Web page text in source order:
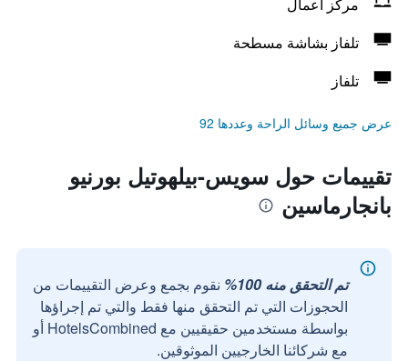
تلفاز بشاشة مسطحة
تلفاز
عرض جميع وسائل الراحة وعددها 92
تقييمات حول سويس-بيلهوتيل بورنيو
بانجارماسين
تم التحقق منه 100%
نقوم بجمع وعرض التقييمات من
الحجوزات التي تم التحقق منها فقط والتي تم إجراؤها
بواسطة مستخدمين حقيقيين مع HotelsCombined أو
مع شركائنا الخارجيين الموثوقين.